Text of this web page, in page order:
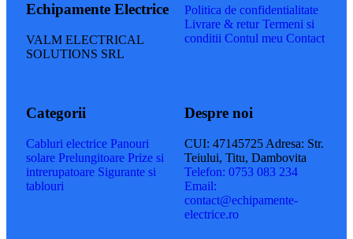
Echipamente Electrice
VALM ELECTRICAL
SOLUTIONS SRL
Politica de confidentialitate
Livrare & retur Termeni si
conditii Contul meu Contact
Categorii
Cabluri electrice Panouri
solare Prelungitoare Prize si
intrerupatoare Sigurante si
tablouri
Despre noi
CUI: 47145725 Adresa: Str.
Teiului, Titu, Dambovita
Telefon: 0753 083 234
Email:
contact@echipamente-
electrice.ro